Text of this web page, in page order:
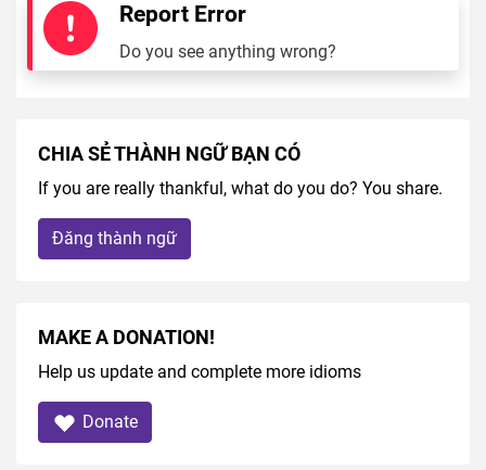
Report Error
Do you see anything wrong?
CHIA SẺ THÀNH NGỮ BẠN CÓ
If you are really thankful, what do you do? You share.
Đăng thành ngữ
MAKE A DONATION!
Help us update and complete more idioms
Donate